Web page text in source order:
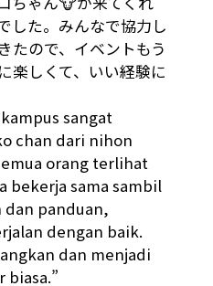
した。みんなで協力し
たので、イベントもう
楽しくて、いい経験に
sangat
chan dari nihon
orang terlihat
bekerja sama sambil
dan panduan,
dengan baik.
dan menjadi
biasa.”